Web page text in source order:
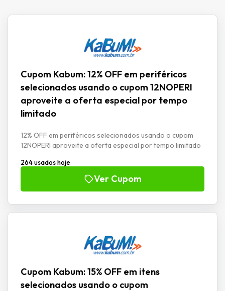
Cupom Kabum: 12% OFF em periféricos
selecionados usando o cupom 12NOPERI
aproveite a oferta especial por tempo
limitado
12% OFF em periféricos selecionados usando o cupom
12NOPERI aproveite a oferta especial por tempo limitado
264 usados hoje
Ver Cupom
Cupom Kabum: 15% OFF em itens
selecionados usando o cupom